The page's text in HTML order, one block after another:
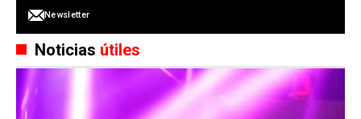
Newsletter
Noticias útiles